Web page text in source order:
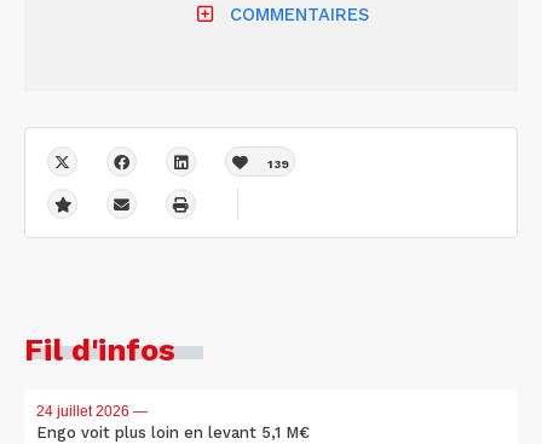
COMMENTAIRES
139
Fil d'infos
24 juillet 2026 —
Engo voit plus loin en levant 5,1 M€